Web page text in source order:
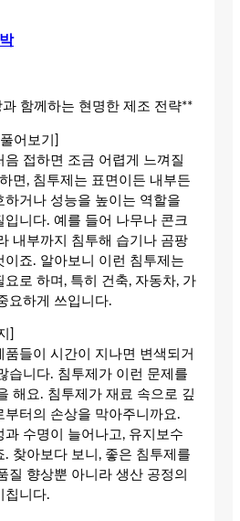
함께하는 현명한 제조 전략**
어보기]
음 접하면 조금 어렵게 느껴질
면, 침투제는 표면이든 내부든
하거나 성능을 높이는 역할을
니다. 예를 들어 나무나 콘크
내부까지 침투해 습기나 곰팡
이죠. 알아보니 이런 침투제는
로 하며, 특히 건축, 자동차, 가
요하게 쓰입니다.
]
들이 시간이 지나면 변색되거
습니다. 침투제가 이런 문제를
해요. 침투제가 재료 속으로 깊
부터의 손상을 막아주니까요.
과 수명이 늘어나고, 유지보수
. 찾아보다 보니, 좋은 침투제를
질 향상뿐 아니라 생산 공정의
칩니다.